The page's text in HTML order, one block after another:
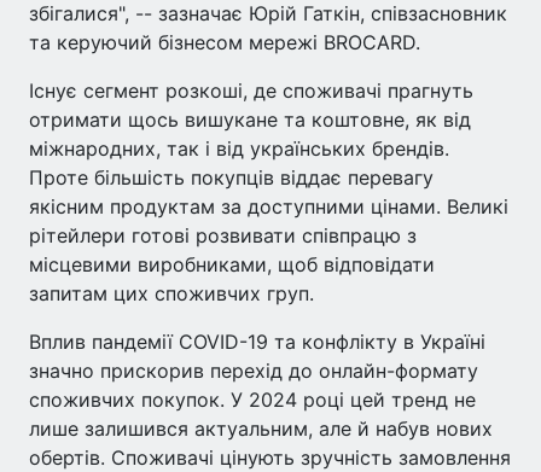
збігалися", -- зазначає Юрій Гаткін, співзасновник
та керуючий бізнесом мережі BROCARD.
Існує сегмент розкоші, де споживачі прагнуть
отримати щось вишукане та коштовне, як від
міжнародних, так і від українських брендів.
Проте більшість покупців віддає перевагу
якісним продуктам за доступними цінами. Великі
рітейлери готові розвивати співпрацю з
місцевими виробниками, щоб відповідати
запитам цих споживчих груп.
Вплив пандемії COVID-19 та конфлікту в Україні
значно прискорив перехід до онлайн-формату
споживчих покупок. У 2024 році цей тренд не
лише залишився актуальним, але й набув нових
обертів. Споживачі цінують зручність замовлення